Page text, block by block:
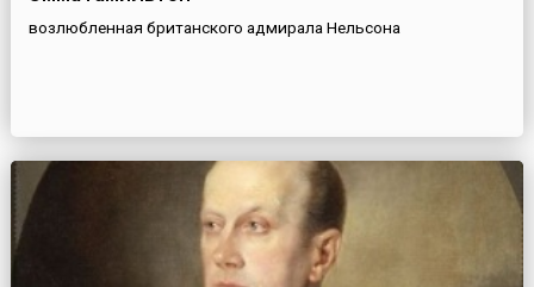
возлюбленная британского адмирала Нельсона